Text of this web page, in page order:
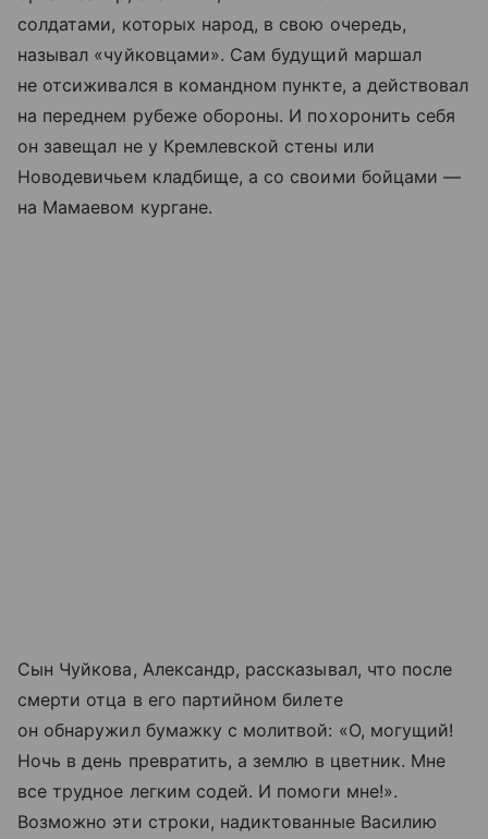
солдатами, которых народ, в свою очередь,
называл «чуйковцами». Сам будущий маршал
не отсиживался в командном пункте, а действовал
на переднем рубеже обороны. И похоронить себя
он завещал не у Кремлевской стены или
Новодевичьем кладбище, а со своими бойцами —
на Мамаевом кургане.
Сын Чуйкова, Александр, рассказывал, что после
смерти отца в его партийном билете
он обнаружил бумажку с молитвой: «О, могущий!
Ночь в день превратить, а землю в цветник. Мне
все трудное легким содей. И помоги мне!».
Возможно эти строки, надиктованные Василию